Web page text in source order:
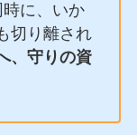
に、いか
切り離され
、守りの資